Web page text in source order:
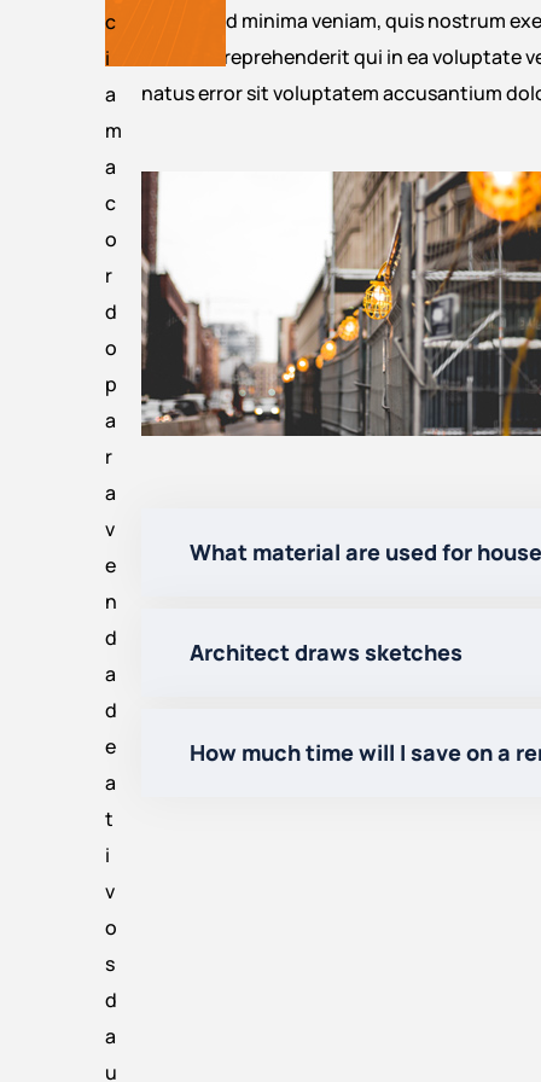
Ut enim ad minima veniam, quis nostrum
eum iure reprehenderit qui in ea
natus error sit voluptatem accusantium
What material are used for
Architect draws sketches
How much time will I save on a
c
i
a
m
a
c
o
r
d
o
p
a
r
a
v
e
n
d
a
d
e
a
t
i
v
o
s
d
a
u